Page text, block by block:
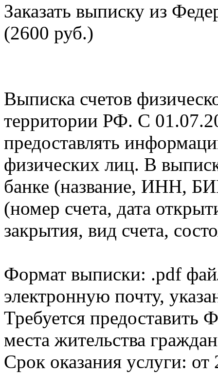
Заказать выписку из
(2600 руб.)
Выписка счетов
территории РФ. С
предоставлять
физических лиц. В
банке (название, ИНН,
(номер счета, дата
закрытия, вид счета,
Формат выписки: .pdf
электронную почту,
Требуется
места жительства
Срок оказания услуги: от